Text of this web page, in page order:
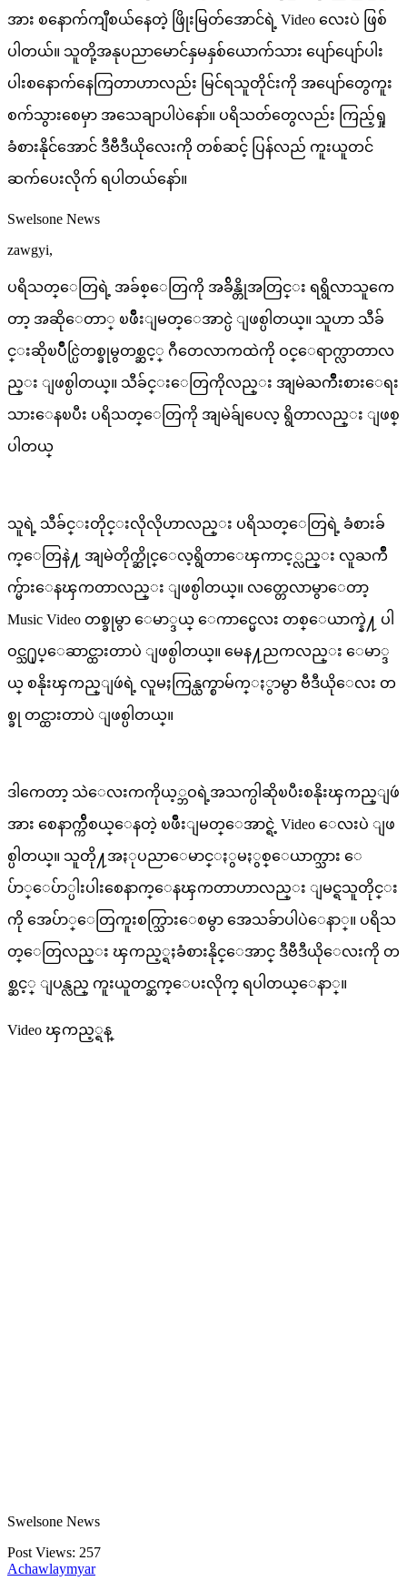
အား စနောက်ကျီစယ်နေတဲ့ ဖြိုးမြတ်အောင်ရဲ့ Video လေးပဲ ဖြစ်
ပါတယ်။ သူတို့အနုပညာမောင်နှမနှစ်ယောက်သား ပျော်ပျော်ပါး
ပါးစနောက်နေကြတာဟာလည်း မြင်ရသူတိုင်းကို အပျော်တွေကူး
စက်သွားစေမှာ အသေချာပါပဲနော်။ ပရိသတ်တွေလည်း ကြည့်ရှု
ခံစားနိုင်အောင် ဒီဗီဒီယိုလေးကို တစ်ဆင့် ပြန်လည် ကူးယူတင်
ဆက်ပေးလိုက် ရပါတယ်နော်။
Swelsone News
zawgyi,
ပရိသတ္ေတြရဲ့ အခ်စ္ေတြကို အခ်ိန္တိုအတြင္း ရရွိလာသူကေ
တာ့ အဆိုေတာ္ ၿဖိဳးျမတ္ေအာင္ပဲ ျဖစ္ပါတယ္။ သူဟာ သီခ်
င္းဆိုၿပိဳင္ပြဲတစ္ခုမွတစ္ဆင့္ ဂီတေလာကထဲကို ဝင္ေရာက္လာတာလ
ည္း ျဖစ္ပါတယ္။ သီခ်င္းေတြကိုလည္း အျမဲႀကိဳးစားေရး
သားေနၿပီး ပရိသတ္ေတြကို အျမဲခ်ျပေလ့ ရွိတာလည္း ျဖစ္
ပါတယ္
သူရဲ့ သီခ်င္းတိုင္းလိုလိုဟာလည္း ပရိသတ္ေတြရဲ့ ခံစားခ်
က္ေတြနဲ႔ အျမဲတိုက္ဆိုင္ေလ့ရွိတာေၾကာင့္လည္း လူႀကိဳ
က္မ်ားေနၾကတာလည္း ျဖစ္ပါတယ္။ လတ္တေလာမွာေတာ့
Music Video တစ္ခုမွာ ေမာ္ဒယ္ ေကာင္မေလး တစ္ေယာက္နဲ႔ ပါ
ဝင္သ႐ုပ္ေဆာင္ထားတာပဲ ျဖစ္ပါတယ္။ မေန႔ညကလည္း ေမာ္ဒ
ယ္ စနိုးၾကည္ျဖဴရဲ့ လူမႈကြန္ယက္စာမ်က္ႏွာမွာ ဗီဒီယိုေလး တ
စ္ခု တင္ထားတာပဲ ျဖစ္ပါတယ္။
ဒါကေတာ့ သဲေလးကကိုယ့္ဘဝရဲ့အသက္ပါဆိုၿပီးစနိုးၾကည္ျဖဴ
အား စေနာက္က်ီစယ္ေနတဲ့ ၿဖိဳးျမတ္ေအာင္ရဲ့ Video ေလးပဲ ျဖ
စ္ပါတယ္။ သူတို႔အႏုပညာေမာင္ႏွမႏွစ္ေယာက္သား ေ
ပ်ာ္ေပ်ာ္ပါးပါးစေနာက္ေနၾကတာဟာလည္း ျမင္ရသူတိုင္း
ကို အေပ်ာ္ေတြကူးစက္သြားေစမွာ အေသခ်ာပါပဲေနာ္။ ပရိသ
တ္ေတြလည္း ၾကည့္ရႈခံစားနိုင္ေအာင္ ဒီဗီဒီယိုေလးကို တ
စ္ဆင့္ ျပန္လည္ ကူးယူတင္ဆက္ေပးလိုက္ ရပါတယ္ေနာ္။
Video ၾကည့္ရန္
Swelsone News
Post Views: 257
Achawlaymyar